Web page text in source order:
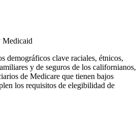
Medicaid
demográficos clave raciales, étnicos,
y de seguros de los californianos,
de Medicare que tienen bajos
los requisitos de elegibilidad de